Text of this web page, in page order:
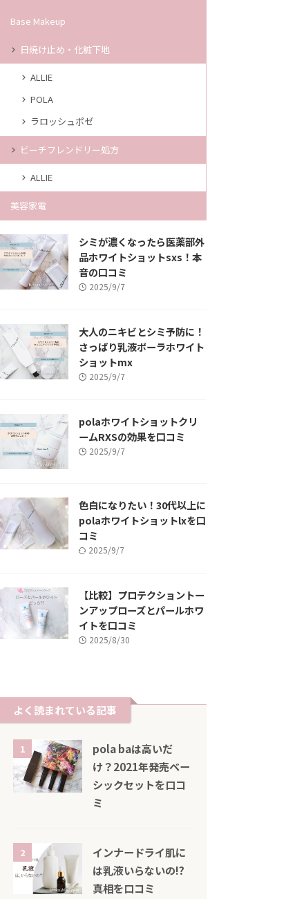
Base Makeup
日焼け止め・化粧下地
ALLIE
POLA
ラロッシュポゼ
ビーチフレンドリー処方
ALLIE
美容家電
シミが濃くなったら医薬部外
品ホワイトショットsxs！本
音の口コミ
2025/9/7
大人のニキビとシミ予防に！
さっぱり乳液ポーラホワイト
ショットmx
2025/9/7
polaホワイトショットクリ
ームRXSの効果を口コミ
2025/9/7
色白になりたい！30代以上に
polaホワイトショットlxを口
コミ
2025/9/7
【比較】プロテクショントー
ンアップローズとパールホワ
イトを口コミ
2025/8/30
よく読まれている記事
1
pola baは高いだ
け？2021年発売ベー
シックセットを口コ
ミ
2
インナードライ肌に
は乳液いらないの!?
真相を口コミ